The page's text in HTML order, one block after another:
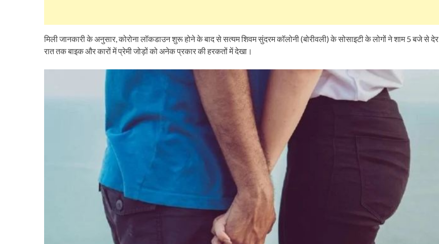
मिली जानकारी के अनुसार, कोरोना लॉकडाउन शुरू होने के बाद से सत्यम शिवम सुंदरम कॉलोनी (बोरीवली) के सोसाइटी के लोगों ने शाम 5 बजे से देर
रात तक बाइक और कारों में प्रेमी जोड़ों को अनेक प्रकार की हरकतों में देखा।